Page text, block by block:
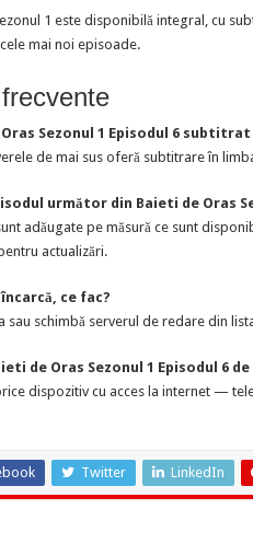
1 este disponibilă integral, cu
mai noi episoade.
Sezonul 1 Episodul 6 subtitrat
de mai sus oferă subtitrare în
următor din Baieti de Oras
adăugate pe măsură ce sunt
actualizări.
ce fac?
sau schimbă serverul de redare din
de Oras Sezonul 1 Episodul 6
dispozitiv cu acces la internet —
Twitter LinkedIn